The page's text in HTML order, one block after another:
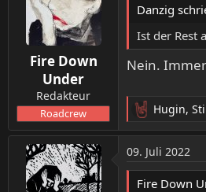
o
n
e
Fire Down
Under
Redakteur
Roadcrew
Danzig
Ist der Rest
Nein.
R
e
a
k
t
Hugin,
09. Juli 2022
Fire Down